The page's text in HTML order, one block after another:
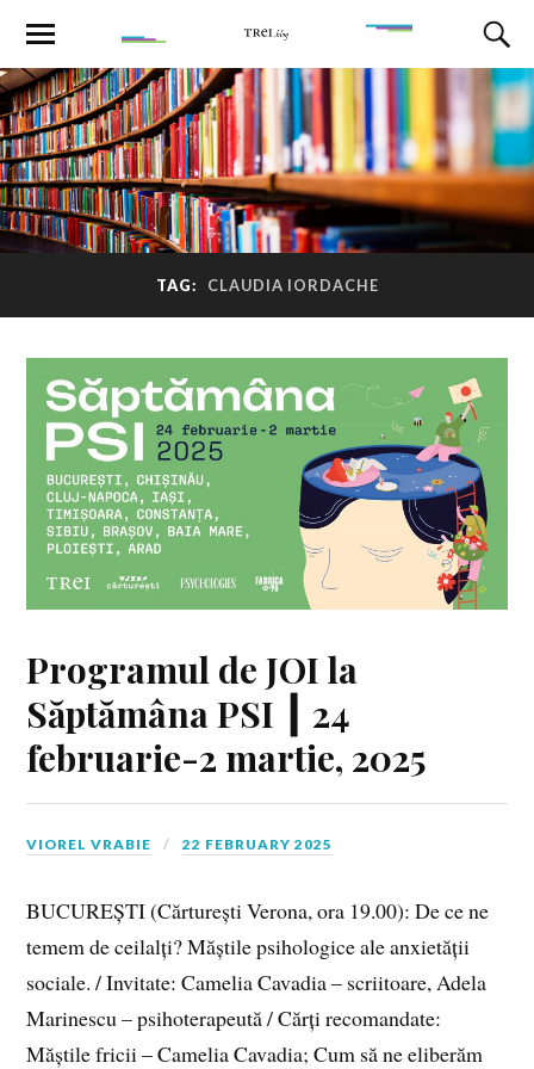
TAG: CLAUDIA IORDACHE
Programul de JOI la
Săptămâna PSI ┃ 24
februarie-2 martie, 2025
VIOREL VRABIE 22 FEBRUARY 2025
BUCUREȘTI (Cărturești Verona, ora 19.00): De ce ne
temem de ceilalți? Măștile psihologice ale anxietății
sociale. / Invitate: Camelia Cavadia – scriitoare, Adela
Marinescu – psihoterapeută / Cărți recomandate:
Măștile fricii – Camelia Cavadia; Cum să ne eliberăm